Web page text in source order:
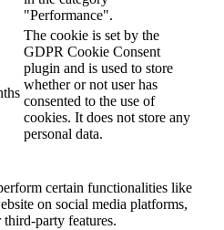
"Performance".
The cookie is set by the
GDPR Cookie Consent
plugin and is used to store
whether or not user has
consented to the use of
cookies. It does not store any
personal data.
certain functionalities like
on social media platforms,
party features.